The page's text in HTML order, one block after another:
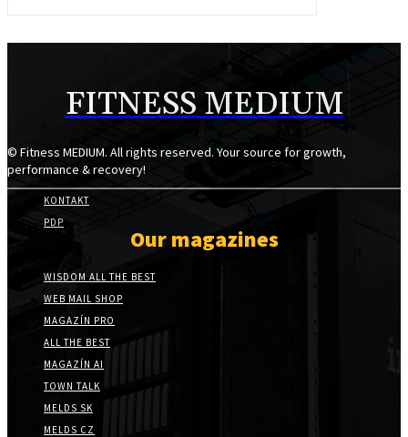
FITNESS MEDIUM
© Fitness MEDIUM. All rights reserved. Your source for growth,
performance & recovery!
KONTAKT
PDP
Our magazines
WISDOM ALL THE BEST
WEB MAIL SHOP
MAGAZÍN PRO
ALL THE BEST
MAGAZÍN AI
TOWN TALK
MELDS SK
MELDS CZ